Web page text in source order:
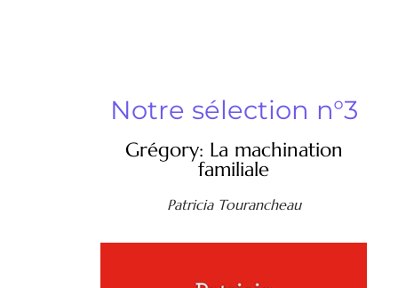
Notre sélection n°3
Grégory: La machination
familiale
Patricia Tourancheau